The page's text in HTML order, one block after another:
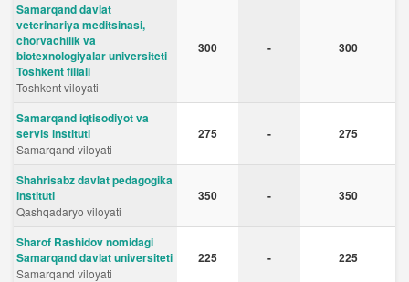
Samarqand davlat
veterinariya meditsinasi,
chorvachilik va
biotexnologiyalar universiteti
Toshkent filiali
Toshkent viloyati
300 - 300
Samarqand iqtisodiyot va
servis instituti
Samarqand viloyati
275 - 275
Shahrisabz davlat pedagogika
instituti
Qashqadaryo viloyati
350 - 350
Sharof Rashidov nomidagi
Samarqand davlat universiteti
Samarqand viloyati
225 - 225